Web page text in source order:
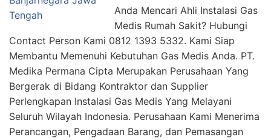
Anda Mencari Ahli Instalasi Gas
Medis Rumah Sakit? Hubungi
Contact Person Kami 0812 1393 5332. Kami Siap
Membantu Memenuhi Kebutuhan Gas Medis Anda. PT.
Medika Permana Cipta Merupakan Perusahaan Yang
Bergerak di Bidang Kontraktor dan Supplier
Perlengkapan Instalasi Gas Medis Yang Melayani
Seluruh Wilayah Indonesia. Perusahaan Kami Menerima
Perancangan, Pengadaan Barang, dan Pemasangan